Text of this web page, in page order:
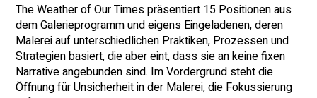
The Weather of Our Times präsentiert 15 Positionen aus
dem Galerieprogramm und eigens Eingeladenen, deren
Malerei auf unterschiedlichen Praktiken, Prozessen und
Strategien basiert, die aber eint, dass sie an keine fixen
Narrative angebunden sind. Im Vordergrund steht die
Öffnung für Unsicherheit in der Malerei, die Fokussierung